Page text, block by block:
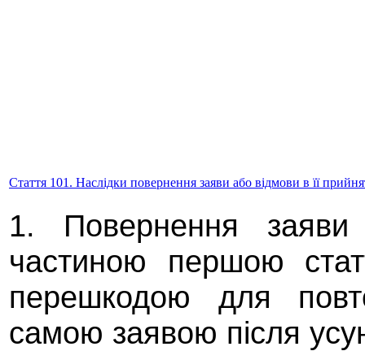
Стаття 101. Наслідки повернення заяви або відмови в її
1. Повернення заяви
частиною першою
перешкодою для
самою заявою після